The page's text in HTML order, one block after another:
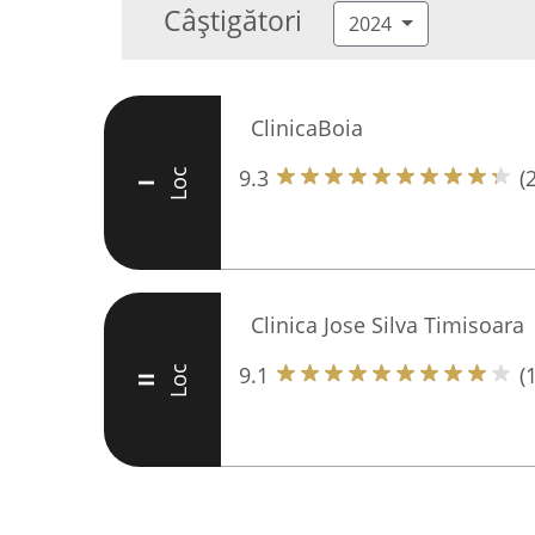
Câștigători 2024
I Loc
ClinicaBoia
9.3
II Loc
Clinica Jose Silva Timisoara
9.1